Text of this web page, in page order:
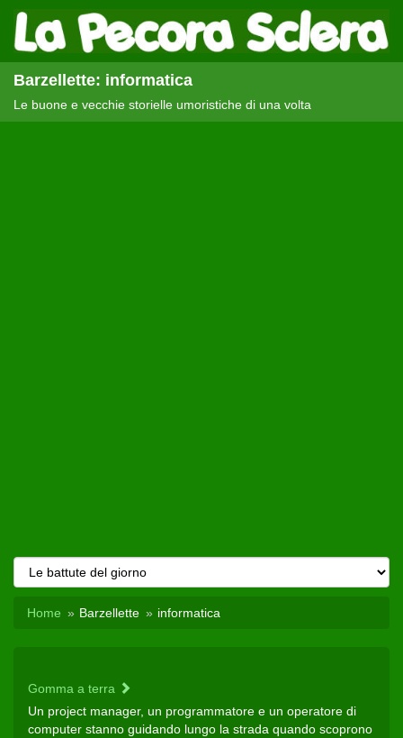
Barzellette: informatica
Le buone e vecchie storielle umoristiche di una volta
Home Barzellette informatica
Gomma a terra
Un project manager, un programmatore e un operatore di
computer stanno guidando lungo la strada quando scoprono